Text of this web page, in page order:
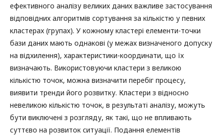
ефективного аналізу великих даних важливе застосування
відповідних алгоритмів сортування за кількістю у певних
кластерах (групах). У кожному кластері елементи-точки
бази даних мають однакові (у межах визначеного допуску
на відхилення), характеристики-координати, що їх
визначають. Використовуючи кластери з великою
кількістю точок, можна визначити перебіг процесу,
виявити тренди його розвитку. Кластери з відносно
невеликою кількістю точок, в результаті аналізу, можуть
бути виключені з розгляду, як такі, що не впливають
суттєво на розвиток ситуації. Подання елементів